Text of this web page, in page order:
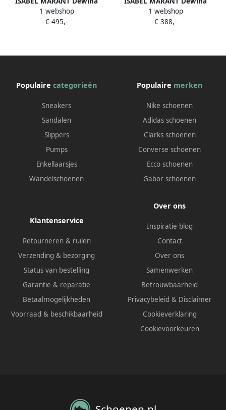
suède enkellaarzen Bruin
1 webshop
€ 495,-
enkellaarzen Bruin
1 webshop
€ 388,-
Populaire categorieën
Sneakers
Sandalen
Slippers
Pumps
Enkellaarsjes
Wandelschoenen
Populaire merken
Nike schoenen
Adidas schoenen
Clarks schoenen
Converse schoenen
Ecco schoenen
Gabor schoenen
Klantenservice
Retourneren & ruilen
Verzending & bezorging
Status van bestelling
Garantie & reparatie
Betaalmogelijkheden
Voorraad & beschikbaarheid
Over ons
Inspiratie blog
Contact
Over ons
Samenwerken
Betrouwbaarheid
Privacybeleid & Disclaimer
Cookieverklaring
Cookievoorkeuren